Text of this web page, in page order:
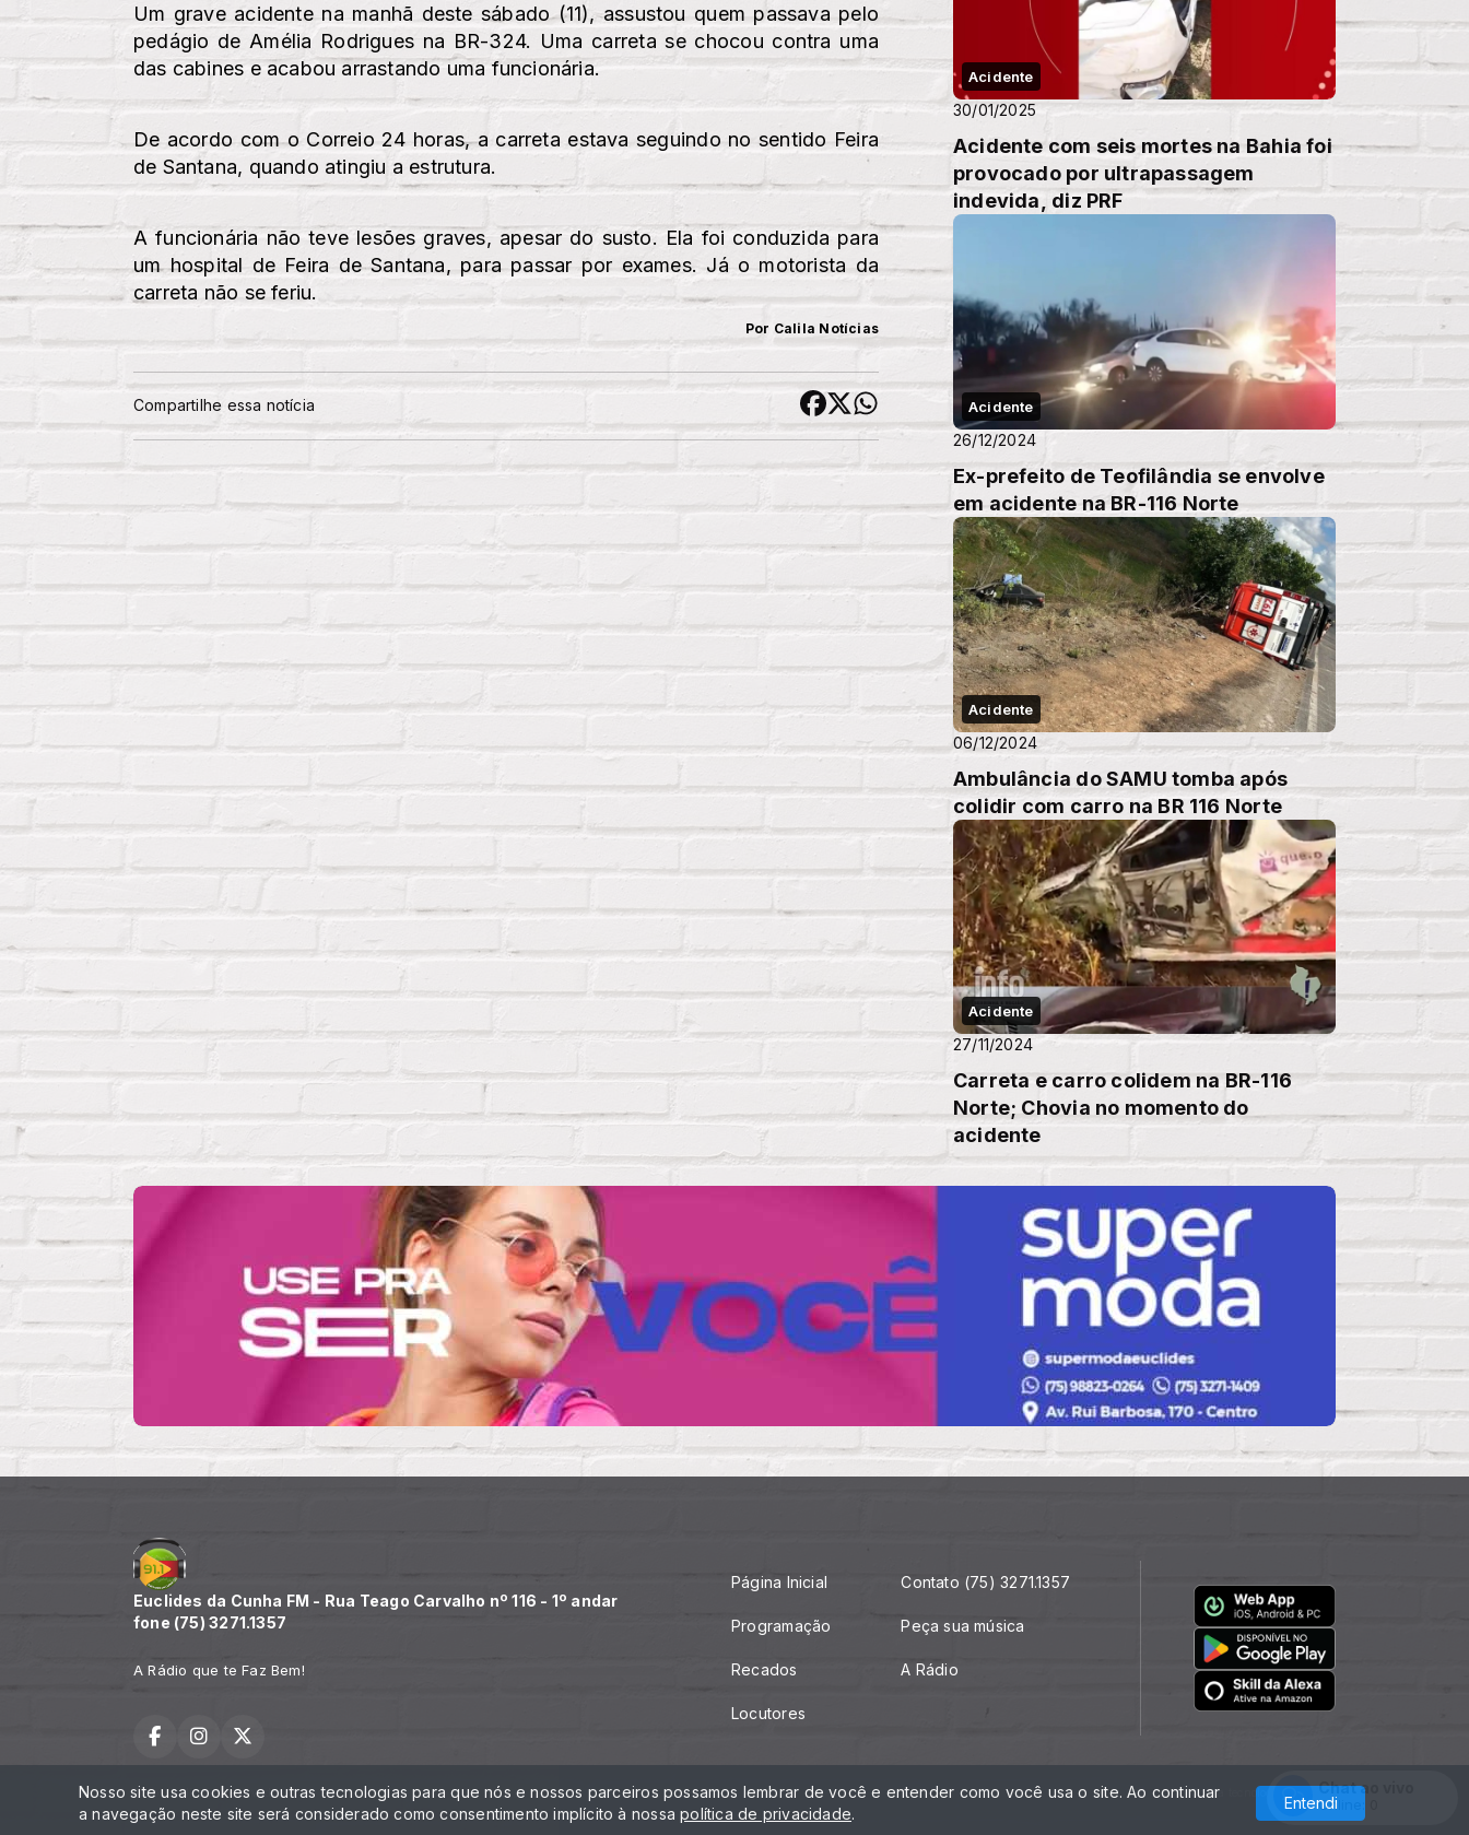
Um grave acidente na manhã deste sábado (11), assustou quem passava pelo
pedágio de Amélia Rodrigues na BR-324. Uma carreta se chocou contra uma
das cabines e acabou arrastando uma funcionária.
De acordo com o Correio 24 horas, a carreta estava seguindo no sentido Feira
de Santana, quando atingiu a estrutura.
A funcionária não teve lesões graves, apesar do susto. Ela foi conduzida para
um hospital de Feira de Santana, para passar por exames. Já o motorista da
carreta não se feriu.
Por Calila Notícias
Compartilhe essa notícia
Acidente
30/01/2025
Acidente com seis mortes na Bahia foi
provocado por ultrapassagem
indevida, diz PRF
Acidente
26/12/2024
Ex-prefeito de Teofilândia se envolve
em acidente na BR-116 Norte
Acidente
06/12/2024
Ambulância do SAMU tomba após
colidir com carro na BR 116 Norte
Acidente
27/11/2024
Carreta e carro colidem na BR-116
Norte; Chovia no momento do
acidente
Euclides da Cunha FM - Rua Teago Carvalho nº 116 - 1º andar
fone (75) 3271.1357
A Rádio que te Faz Bem!
Página Inicial
Programação
Recados
Locutores
Contato (75) 3271.1357
Peça sua música
A Rádio
Todos os direitos reservados. Com a tecnologia
Nosso site usa cookies e outras tecnologias para que nós e nossos parceiros possamos lembrar de você e entender como você usa o site. Ao continuar
a navegação neste site será considerado como consentimento implícito à nossapolítica de privacidade.
Entendi
Chat ao vivo
Online: